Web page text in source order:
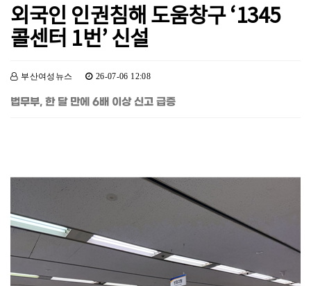
외국인 인권침해 도움창구 ‘1345
콜센터 1번’ 신설
부산여성뉴스 26-07-06 12:08
법무부, 한 달 만에 6배 이상 신고 급증